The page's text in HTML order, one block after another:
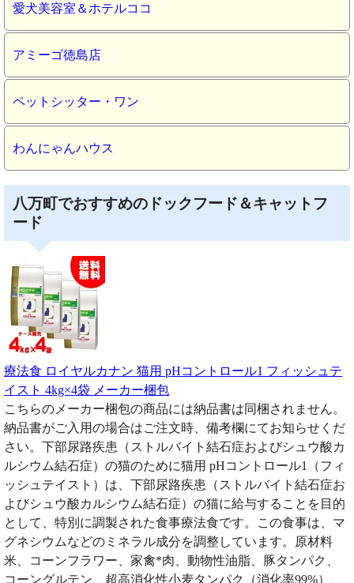
愛犬美容室＆ホテルココ
アミーゴ徳島店
ペットシッター・ワン
わんにゃんハウス
八万町でおすすめのドックフード＆キャットフ
ード
療法食 ロイヤルカナン 猫用 pHコントロール1 フィッシュテ
イスト 4kg×4袋 メーカー梱包
こちらのメーカー梱包の商品には納品書は同梱されません。
納品書がご入用の場合はご注文時、備考欄にてお知らせくだ
さい。下部尿路疾患（ストルバイト結石症およびシュウ酸カ
ルシウム結石症）の猫のために猫用 pHコントロール1（フィ
ッシュテイスト）は、下部尿路疾患（ストルバイト結石症お
よびシュウ酸カルシウム結石症）の猫に給与することを目的
として、特別に調製された食事療法食です。この食事は、マ
グネシウムなどのミネラル成分を調整しています。原材料
米、コーンフラワー、家禽*肉、動物性油脂、豚タンパク、
コーングルテン、超高消化性小麦タンパク（消化率99%）、